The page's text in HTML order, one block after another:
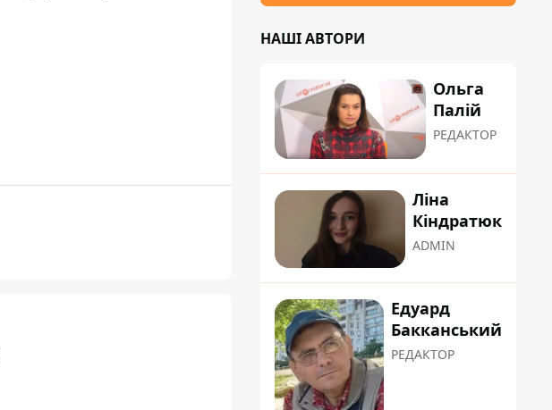
НАШІ АВТОРИ
Ольга
Палій
РЕДАКТОР
Ліна
Кіндратюк
ADMIN
Едуард
Бакканський
РЕДАКТОР